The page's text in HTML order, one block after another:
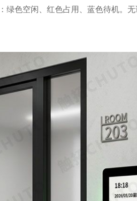
绿色空闲、红色占用、蓝色待机。